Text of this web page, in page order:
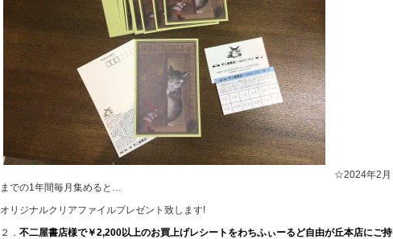
☆2024年2月
までの1年間毎月集めると…
オリジナルクリアファイルプレゼント致します!
２． 不二屋書店様で￥2,200以上のお買上げレシートをわちふぃーるど自由が丘本店にご持